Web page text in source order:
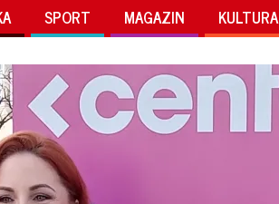
SPORT MAGAZIN KULTURA